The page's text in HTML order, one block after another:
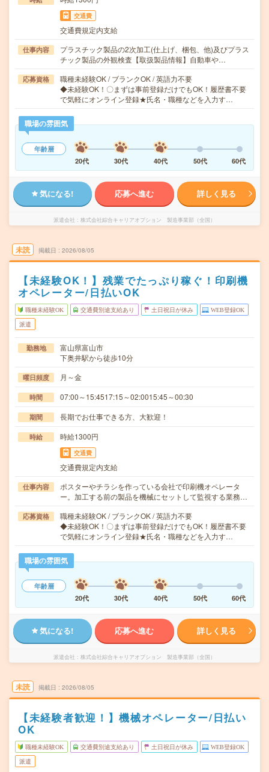
交通費
交通費規定内支給
仕事内容
プラスチック製品の2次加工(仕上げ、梱包、他)及びプラス
チック製品の外観検査【取扱製品情報】自動車や…
応募資格
職種未経験OK / ブランクOK / 英語力不要
◆未経験OK！〇まずは事前登録だけでもOK！履歴書不要
で気軽にオンライン登録★氏名・職種などを入力す…
職場の雰囲気
年齢層
20代
30代 40代 50代 60代
気になる! 応募へ進む 詳しく見る
派遣会社 株式会社綜合キャリアオプション 製造事業部（全国）
未読 掲載日 2026/08/05
【未経験OK！】残業でたっぷり稼ぐ！印刷機
オペレーター/日払いOK
職種未経験OK 交通費別途支給あり 土日祝日が休み WEB登録OK
派遣
勤務地
富山県富山市
下奥井駅から徒歩10分
曜日頻度 月～金
時間 07:00～15:4517:15～02:0015:45～00:30
期間 長期でお仕事できる方、大歓迎！
時給 時給1300円
交通費
交通費規定内支給
仕事内容
ポスターやチラシを作っている会社で印刷機オペレータ
ー。加工する前の製品を機械にセットして監視する業務…
応募資格
職種未経験OK / ブランクOK / 英語力不要
◆未経験OK！〇まずは事前登録だけでもOK！履歴書不要
で気軽にオンライン登録★氏名・職種などを入力す…
職場の雰囲気
年齢層
20代
30代 40代 50代 60代
気になる! 応募へ進む 詳しく見る
派遣会社 株式会社綜合キャリアオプション 製造事業部（全国）
未読 掲載日 2026/08/05
【未経験者歓迎！】機械オペレーター/日払い
OK
職種未経験OK 交通費別途支給あり 土日祝日が休み WEB登録OK
派遣